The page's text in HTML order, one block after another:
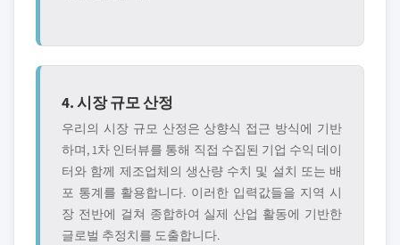
4. 시장 규모 산정
우리의 시장 규모 산정은 상향식 접근 방식에 기반
하며, 1차 인터뷰를 통해 직접 수집된 기업 수익 데이
터와 함께 제조업체의 생산량 수치 및 설치 또는 배
포 통계를 활용합니다. 이러한 입력값들을 지역 시
장 전반에 걸쳐 종합하여 실제 산업 활동에 기반한
글로벌 추정치를 도출합니다.